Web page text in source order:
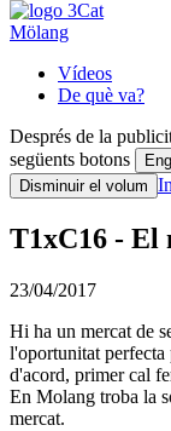
Mölang
Vídeos
De què va?
Després de la
següents botons
Disminuir el volum
T1xC16 - El
23/04/2017
Hi ha un mercat de
l'oportunitat perfecta
d'acord, primer cal
En Molang troba la
mercat.